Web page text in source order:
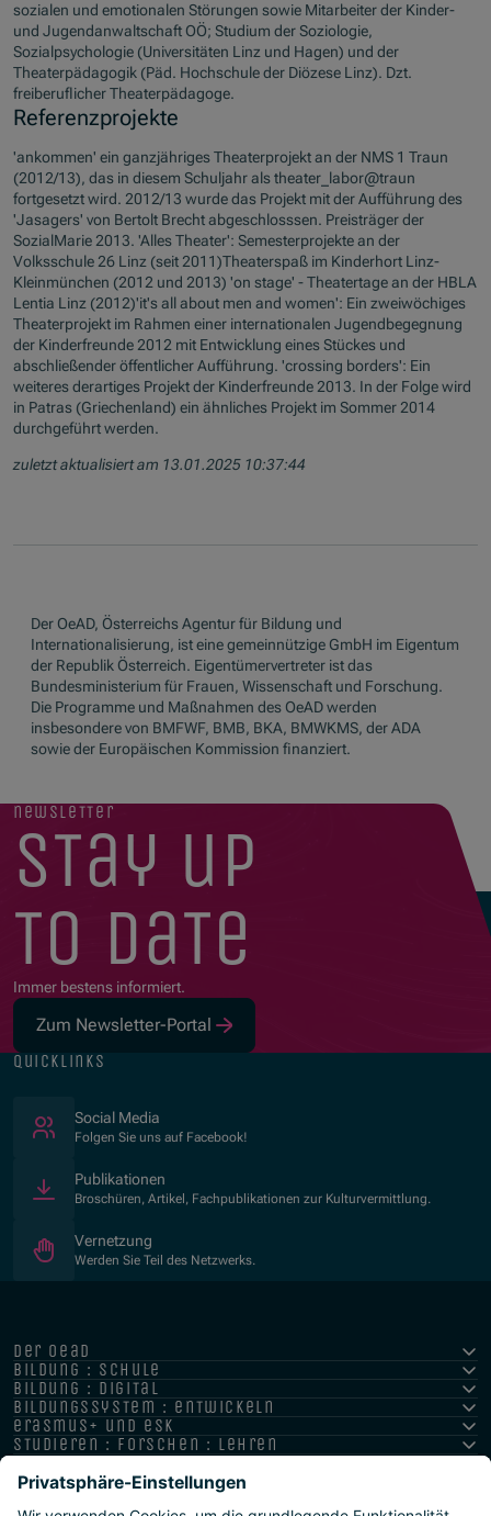
sozialen und emotionalen Störungen sowie Mitarbeiter der Kinder-
und Jugendanwaltschaft OÖ; Studium der Soziologie,
Sozialpsychologie (Universitäten Linz und Hagen) und der
Theaterpädagogik (Päd. Hochschule der Diözese Linz). Dzt.
freiberuflicher Theaterpädagoge.
Referenzprojekte
'ankommen' ein ganzjähriges Theaterprojekt an der NMS 1 Traun
(2012/13), das in diesem Schuljahr als theater_labor@traun
fortgesetzt wird. 2012/13 wurde das Projekt mit der Aufführung des
'Jasagers' von Bertolt Brecht abgeschlosssen. Preisträger der
SozialMarie 2013. 'Alles Theater': Semesterprojekte an der
Volksschule 26 Linz (seit 2011)Theaterspaß im Kinderhort Linz-
Kleinmünchen (2012 und 2013) 'on stage' - Theatertage an der HBLA
Lentia Linz (2012)'it's all about men and women': Ein zweiwöchiges
Theaterprojekt im Rahmen einer internationalen Jugendbegegnung
der Kinderfreunde 2012 mit Entwicklung eines Stückes und
abschließender öffentlicher Aufführung. 'crossing borders': Ein
weiteres derartiges Projekt der Kinderfreunde 2013. In der Folge wird
in Patras (Griechenland) ein ähnliches Projekt im Sommer 2014
durchgeführt werden.
zuletzt aktualisiert am 13.01.2025 10:37:44
Der OeAD, Österreichs Agentur für Bildung und
Internationalisierung, ist eine gemeinnützige GmbH im Eigentum
der Republik Österreich. Eigentümervertreter ist das
Bundesministerium für Frauen, Wissenschaft und Forschung.
Die Programme und Maßnahmen des OeAD werden
insbesondere von BMFWF, BMB, BKA, BMWKMS, der ADA
sowie der Europäischen Kommission finanziert.
newsletter
stay up
to date
Immer bestens informiert.
Zum Newsletter-Portal
quicklinks
Social Media
Folgen Sie uns auf Facebook!
Publikationen
Broschüren, Artikel, Fachpublikationen zur Kulturvermittlung.
Vernetzung
Werden Sie Teil des Netzwerks.
der oead
bildung : schule
bildung : digital
bildungssystem : entwickeln
erasmus+ und esk
studieren : forschen : lehren
hochschule : strategie : international